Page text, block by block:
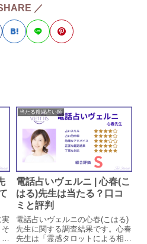
／
実
当たる復縁占い師
電話占いヴェルニ | 心春(こ
はる)先生は当たる？口コ
ミと評判
電話占いヴェルニの心春(こはる)
先生に関する調査結果です。心春
先生は「霊感タロットによる相手